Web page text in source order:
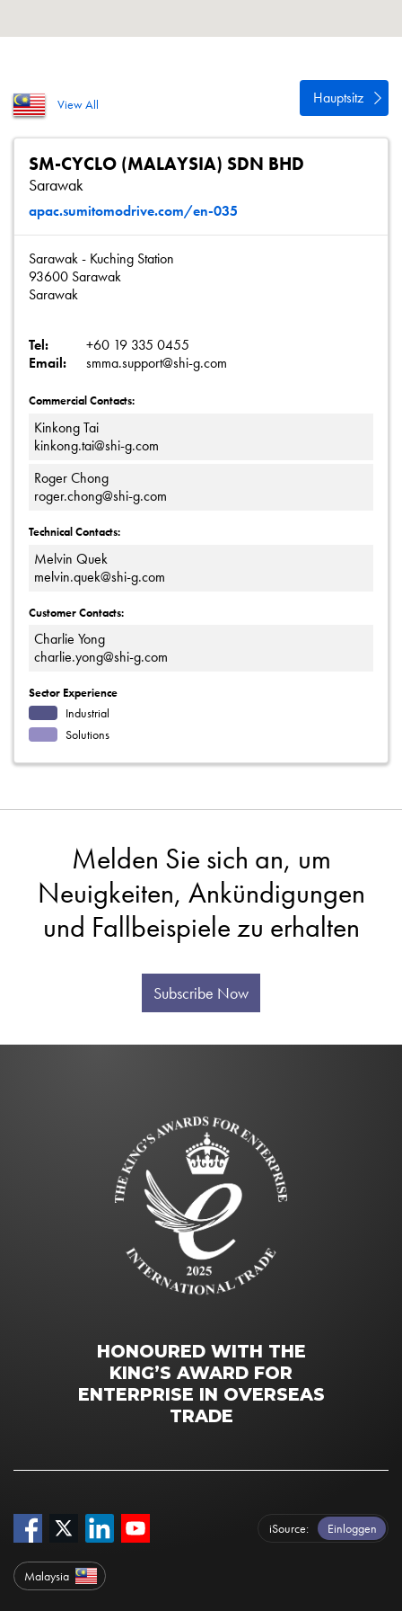
View All Hauptsitz
SM-CYCLO (MALAYSIA) SDN BHD
Sarawak
apac.sumitomodrive.com/en-035
Sarawak - Kuching Station
93600 Sarawak
Sarawak
Tel:
+60 19 335 0455
Email:
smma.support@shi-g.com
Commercial Contacts:
Kinkong Tai
kinkong.tai@shi-g.com
Roger Chong
roger.chong@shi-g.com
Technical Contacts:
Melvin Quek
melvin.quek@shi-g.com
Customer Contacts:
Charlie Yong
charlie.yong@shi-g.com
Sector Experience
Industrial
Solutions
Melden Sie sich an, um
Neuigkeiten, Ankündigungen
und Fallbeispiele zu erhalten
Subscribe Now
HONOURED WITH THE
KING’S AWARD FOR
ENTERPRISE IN OVERSEAS
TRADE
iSource Einloggen
Malaysia
Sitemap
Einloggen